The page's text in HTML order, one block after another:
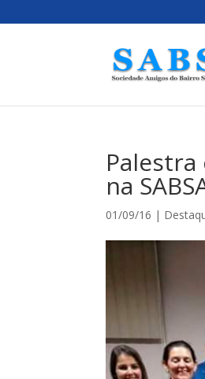
Palestra
na
01/09/16 |